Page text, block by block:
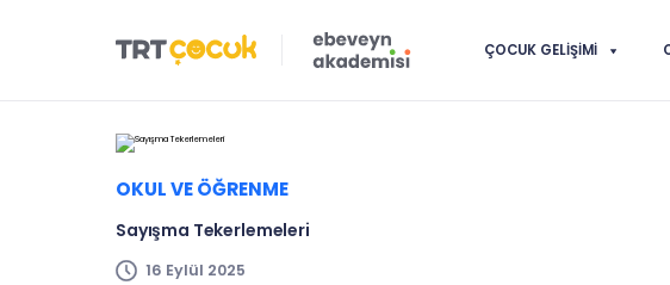
ÇOCUK GELIŞIMI
OKUL VE ÖĞRENME
Sayışma Tekerlemeleri
16 Eylül 2025